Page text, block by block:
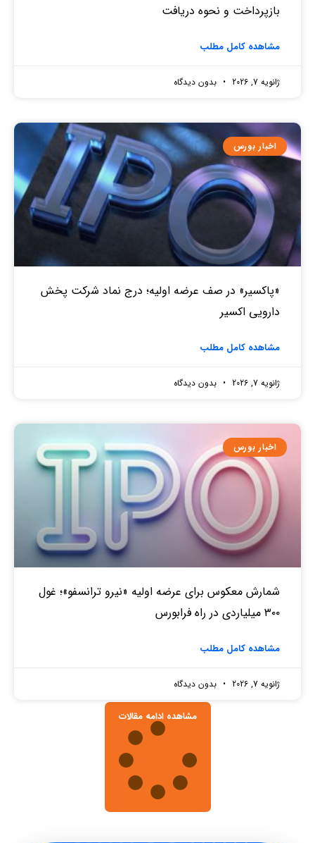
بازپرداخت و نحوه دریافت
مشاهده کامل مطلب
ژانویه 7, 2026 بدون دیدگاه
اخبار بورس
«پاکسیر» در صف عرضه اولیه؛ درج نماد شرکت پخش
دارویی اکسیر
مشاهده کامل مطلب
ژانویه 7, 2026 بدون دیدگاه
اخبار بورس
شمارش معکوس برای عرضه اولیه «نیرو ترانسفو»؛ غول
۳۰۰ میلیاردی در راه فرابورس
مشاهده کامل مطلب
ژانویه 7, 2026 بدون دیدگاه
مشاهده ادامه مقالات